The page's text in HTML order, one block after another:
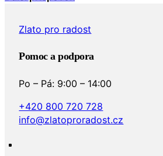
Zlato pro radost
Pomoc a podpora
Po – Pá: 9:00 – 14:00
+420 800 720 728
info@zlatoproradost.cz